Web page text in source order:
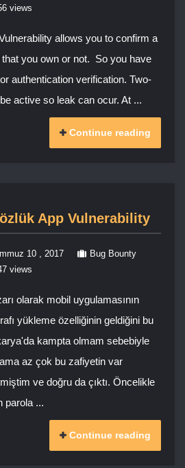
views
allows you to confirm a
you own or not. So you have
authentication verification. Two-
active so leak can ocur. At ...
Continue reading
App Vulnerability
10 , 2017
Bug Bounty
views
olarak mobil uygulamasının
yükleme özelliğinin geldiğini bu
kampta olmam sebebiyle
az çok bu zafiyetin var
ve doğru da çıktı. Öncelikle
parola ...
Continue reading